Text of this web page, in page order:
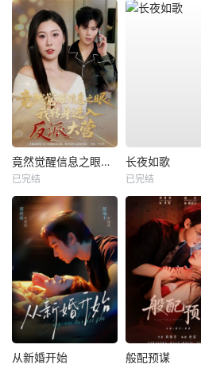
竟然觉醒信息之眼，我转身进入反派大营
已完结
长夜如歌
已完结
从新婚开始 般配预谋